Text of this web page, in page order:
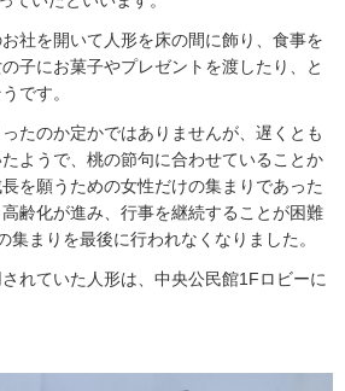
社を開いて人形を床の間に飾り、食事を
子にお菓子やプレゼントを渡したり、と
です。
たのか定かではありませんが、遅くとも
ようで、桃の節句に合わせていることか
を願うための女性だけの集まりであった
齢化が進み、行事を継続することが困難
集まりを最後に行われなくなりました。
れていた人形は、中央公民館1Fロビーに